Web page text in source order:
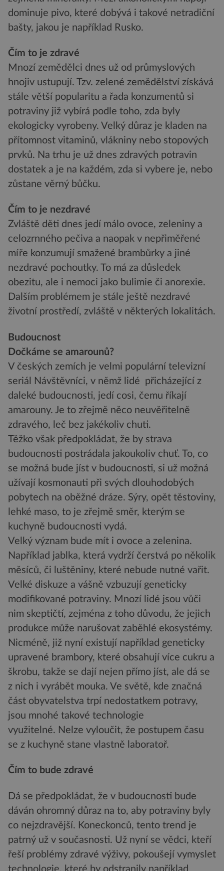
dominuje pivo, které dobývá i takové netradiční
bašty, jakou je například Rusko.
Čím to je zdravé
Mnozí zemědělci dnes už od průmyslových
hnojiv ustupují. Tzv. zelené zemědělství získává
stále větší popularitu a řada konzumentů si
potraviny již vybírá podle toho, zda byly
ekologicky vyrobeny. Velký důraz je kladen na
přítomnost vitaminů, vlákniny nebo stopových
prvků. Na trhu je už dnes zdravých potravin
dostatek a je na každém, zda si vybere je, nebo
zůstane věrný bůčku.
Čím to je nezdravé
Zvláště děti dnes jedí málo ovoce, zeleniny a
celozrnného pečiva a naopak v nepřiměřené
míře konzumují smažené brambůrky a jiné
nezdravé pochoutky. To má za důsledek
obezitu, ale i nemoci jako bulimie či anorexie.
Dalším problémem je stále ještě nezdravé
životní prostředí, zvláště v některých lokalitách.
Budoucnost
Dočkáme se amarounů?
V českých zemích je velmi populární televizní
seriál Návštěvníci, v němž lidé přicházející z
daleké budoucnosti, jedí cosi, čemu říkají
amarouny. Je to zřejmě něco neuvěřitelně
zdravého, leč bez jakékoliv chuti.
Těžko však předpokládat, že by strava
budoucnosti postrádala jakoukoliv chuť. To, co
se možná bude jíst v budoucnosti, si už možná
užívají kosmonauti při svých dlouhodobých
pobytech na oběžné dráze. Sýry, opět těstoviny,
lehké maso, to je zřejmě směr, kterým se
kuchyně budoucnosti vydá.
Velký význam bude mít i ovoce a zelenina.
Například jablka, která vydrží čerstvá po několik
měsíců, či luštěniny, které nebude nutné vařit.
Velké diskuze a vášně vzbuzují geneticky
modifikované potraviny. Mnozí lidé jsou vůči
nim skeptičtí, zejména z toho důvodu, že jejich
produkce může narušovat zaběhlé ekosystémy.
Nicméně, již nyní existují například geneticky
upravené brambory, které obsahují více cukru a
škrobu, takže se dají nejen přímo jíst, ale dá se
z nich i vyrábět mouka. Ve světě, kde značná
část obyvatelstva trpí nedostatkem potravy,
jsou mnohé takové technologie
využitelné. Nelze vyloučit, že postupem času
se z kuchyně stane vlastně laboratoř.
Čím to bude zdravé
Dá se předpokládat, že v budoucnosti bude
dáván ohromný důraz na to, aby potraviny byly
co nejzdravější. Koneckonců, tento trend je
patrný už v současnosti. Už nyní se vědci, kteří
řeší problémy zdravé výživy, pokoušejí vymyslet
technologie, které by odstranily například